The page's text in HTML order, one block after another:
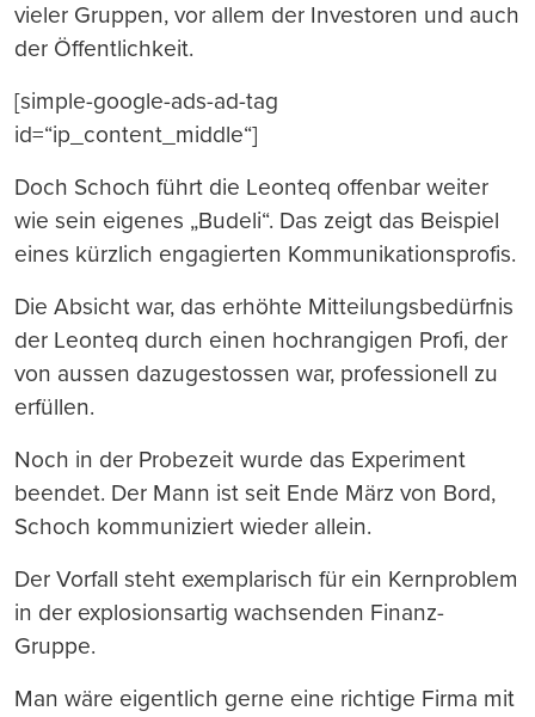
vieler Gruppen, vor allem der Investoren und auch
der Öffentlichkeit.
[simple-google-ads-ad-tag
id=“ip_content_middle“]
Doch Schoch führt die Leonteq offenbar weiter
wie sein eigenes „Budeli“. Das zeigt das Beispiel
eines kürzlich engagierten Kommunikationsprofis.
Die Absicht war, das erhöhte Mitteilungsbedürfnis
der Leonteq durch einen hochrangigen Profi, der
von aussen dazugestossen war, professionell zu
erfüllen.
Noch in der Probezeit wurde das Experiment
beendet. Der Mann ist seit Ende März von Bord,
Schoch kommuniziert wieder allein.
Der Vorfall steht exemplarisch für ein Kernproblem
in der explosionsartig wachsenden Finanz-
Gruppe.
Man wäre eigentlich gerne eine richtige Firma mit